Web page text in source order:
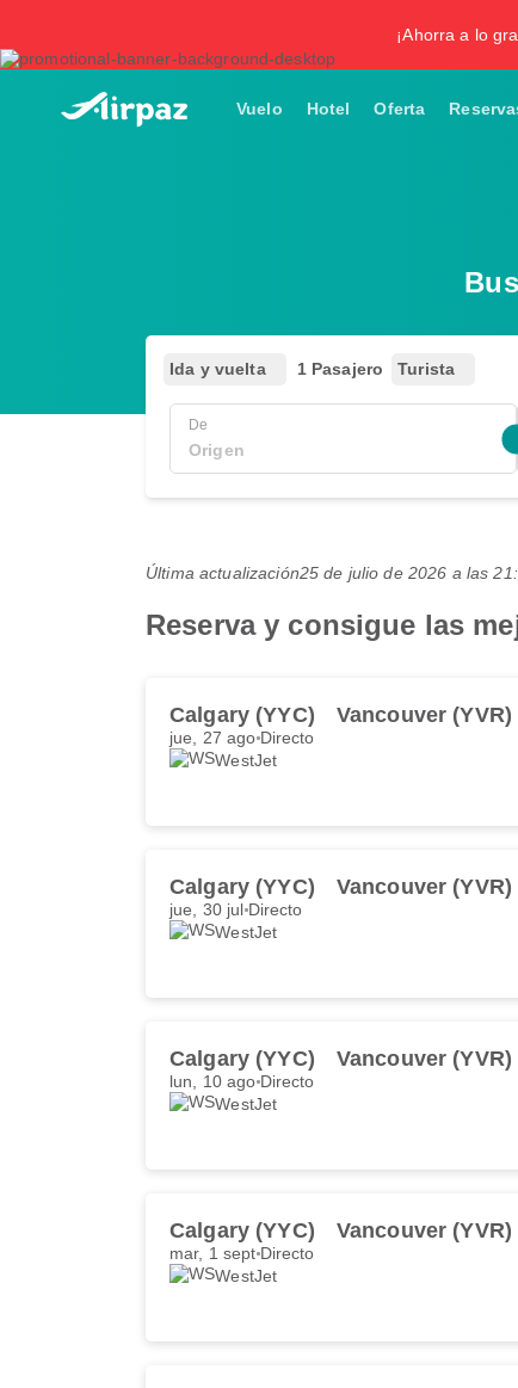
¡Ahorra a lo
Vuelo Hotel Oferta
Ida y vuelta 1 Pasajero Turista
De
Última actualización25 de julio de 2026 a las
Reserva y consigue las
Calgary (YYC) Vancouver (YVR)
jue, 27 ago Directo
WestJet
Calgary (YYC) Vancouver (YVR)
jue, 30 jul Directo
WestJet
Calgary (YYC) Vancouver (YVR)
lun, 10 ago Directo
WestJet
Calgary (YYC) Vancouver (YVR)
mar, 1 sept Directo
WestJet